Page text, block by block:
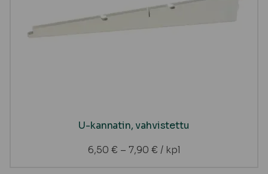
U-kannatin, vahvistettu
6,50 € – 7,90 € / kpl